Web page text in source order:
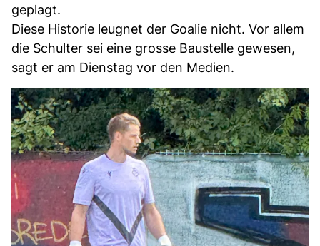
geplagt.
Diese Historie leugnet der Goalie nicht. Vor allem
die Schulter sei eine grosse Baustelle gewesen,
sagt er am Dienstag vor den Medien.